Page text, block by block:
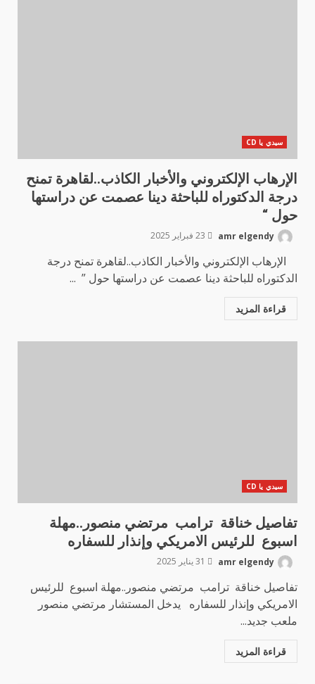
سيدي يا CD
الإرهاب الإلكتروني والأخبار الكاذب..لقاهرة تمنح
درجة الدكتوراه للباحثة دينا عصمت عن دراستها
حول “
الإرهاب الإلكتروني والأخبار الكاذب..لقاهرة تمنح درجة
الدكتوراه للباحثة دينا عصمت عن دراستها حول ” ...
قراءة المزيد
سيدي يا CD
تفاصيل خناقة ترامب مرتضي منصور..مهلة
اسبوع للرئيس الامريكي وإنذار للسفاره
تفاصيل خناقة ترامب مرتضي منصور..مهلة اسبوع للرئيس
الامريكي وإنذار للسفاره يدخل المستشار مرتضي منصور
ملعب جديد...
قراءة المزيد